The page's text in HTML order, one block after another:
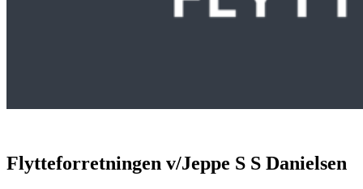
Flytteforretningen v/Jeppe S S Danielsen